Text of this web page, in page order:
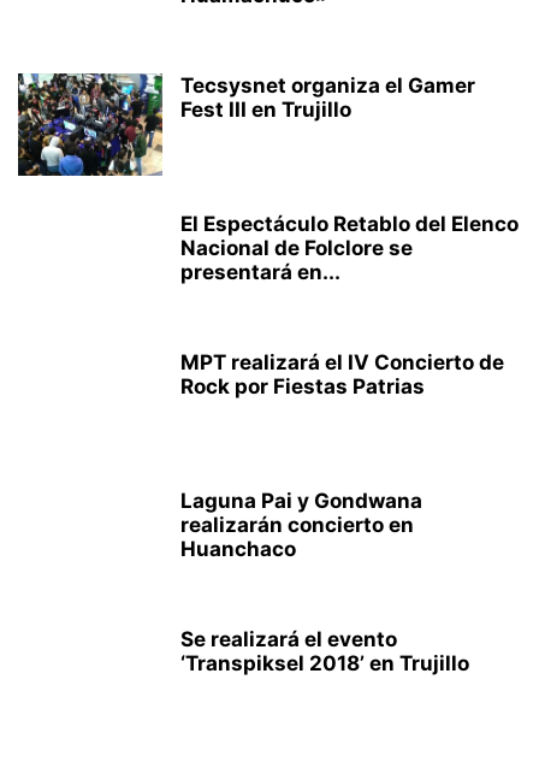
Tecsysnet organiza el Gamer
Fest III en Trujillo
El Espectáculo Retablo del Elenco
Nacional de Folclore se
presentará en...
MPT realizará el IV Concierto de
Rock por Fiestas Patrias
Laguna Pai y Gondwana
realizarán concierto en
Huanchaco
Se realizará el evento
‘Transpiksel 2018’ en Trujillo